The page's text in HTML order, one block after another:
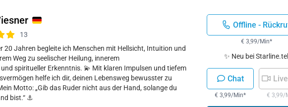
13
20 Jahren begleite ich Menschen mit Hellsicht, Intuition und
Weg zu seelischer Heilung, innerem
spiritueller Erkenntnis. 💫 Mit klaren Impulsen und tiefem
helfe ich dir, deinen Lebensweg bewusster zu
Motto: „Gib das Ruder nicht aus der Hand, solange du
bist.“ ⚓
Offline -
€ 3,99/Min*
✨ Neu bei Starline.tel
Chat
€ 3,99/Min* € 3,99/